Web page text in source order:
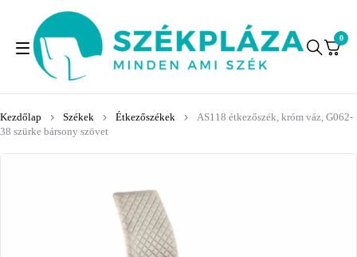
0
Kezdőlap Székek Étkezőszékek
AS118 étkezőszék, króm váz, G062-
38 szürke bársony szövet